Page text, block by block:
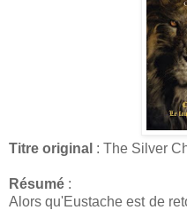
Titre original : The Silver
Résumé :
Alors qu'Eustache est de